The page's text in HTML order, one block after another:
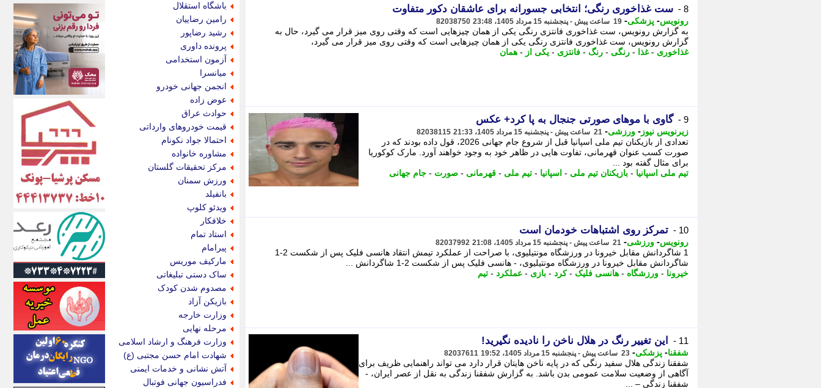
8 - ست غذاخوری رنگی؛ انتخابی جسورانه برای عاشقان دکور متفاوت
رونویس- پزشکی- 19 ساعت پیش - پنجشنبه 15 مرداد 1405، 23:48 82038750
به گزارش رونویس، ست غذاخوری فانتزی رنگی یکی از همان چیزهایی است که وقتی روی میز قرار می گیرد، حال به
گزارش رونویس، ست غذاخوری فانتزی رنگی یکی از همان چیزهایی است که وقتی روی میز قرار می گیرد،
غذاخوری -غذا - رنگی - رنگ - فانتزی - یکی از - همان
9 - گاوی با موهای صورتی جنجال به پا کرد+ عکس
زیرنویس نیوز - ورزشی- 21 ساعت پیش - پنجشنبه 15 مرداد 1405، 21:33 82038115
تعدادی از بازیکنان تیم ملی اسپانیا قبل از شروع جام جهانی 2026، قول داده بودند که در
صورت کسب عنوان قهرمانی، تفاوت هایی در ظاهر خود به وجود خواهند آورد. مارک کوکوریا
برای مثال گفته بود ...
تیم ملی اسپانیا - بازیکنان تیم ملی - اسپانیا - تیم ملی - قهرمانی - صورت - جام جهانی
10 - تمرکز روی اشتباهات خودمان است
رونویس- ورزشی- 21 ساعت پیش - پنجشنبه 15 مرداد 1405، 21:08 82037992
1 شاگردانش مقابل خیرونا در ورزشگاه مونتیلیوی، با صراحت از عملکرد تیمش انتقاد هانسی فلیک پس از شکست 2-1
شاگردانش مقابل خیرونا در ورزشگاه مونتیلیوی، - هانسی فلیک پس از شکست 2-1 شاگردانش ...
خیرونا - ورزشگاه - هانسی فلیک -کرد - بازی - عملکرد - تیم
11 - این تغییر رنگ در هلال ناخن را نادیده نگیرید!
شفقنا- پزشکی- 23 ساعت پیش - پنجشنبه 15 مرداد 1405، 19:52 82037611
شفقنا زندگی هلال سفید رنگی که در پایه ناخن هایتان قرار دارد می تواند راهنمایی ظریف برای
آگاهی از وضعیت سلامت عمومی بدن باشد. به گزارش شفقنا زندگی به نقل از عصر ایران، -
شفقنا زندگی – ...
باشگاه استقلال
رامین رضاییان
رشید رضاپور
پرونده داوری
آزمون استخدامی
میانسرا
انجمن جهانی خودرو
عوض زاده
حوادث عراق
قیمت خودروهای وارداتی
احتمالا جواد نکونام
مشاوره خانواده
مرکز تحقیقات گلستان
ورزش سمنان
بانفیلد
ویدئو کلوپ
خلافکار
استاد تمام
پیرامام
مارکیف موریس
ساک دستی تبلیغاتی
مصدوم شدن کودک
بازیکن آزاد
وزارت خارجه
مرحله نهایی
وزارت فرهنگ و ارشاد اسلامی
شهادت امام حسن مجتبی (ع)
آتش نشانی و خدمات ایمنی
فدراسیون جهانی فوتبال
اکوفارس
اکونگار
اکونیوز
الف
انتشار آنلاین
اندیشه قرن
اندیشه معاصر
اندیشه ها
انرژی پرس
ای استخدام
ایتنا
ایراف
ایران آرت
ایران آنلاین
ایران زندگی
ایران فوری
ایرانی روز
ایرانیتال
ایرنا
ایسکانیوز
ایسنا
ایکنا
ایلنا
اینتیتر
ایونا نیوز
بازتاب آنلاین
باشگاه خبرنگاران
باغستان نیوز